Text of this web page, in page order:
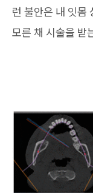
런 불안은 내 잇몸
모른 채 시술을 받